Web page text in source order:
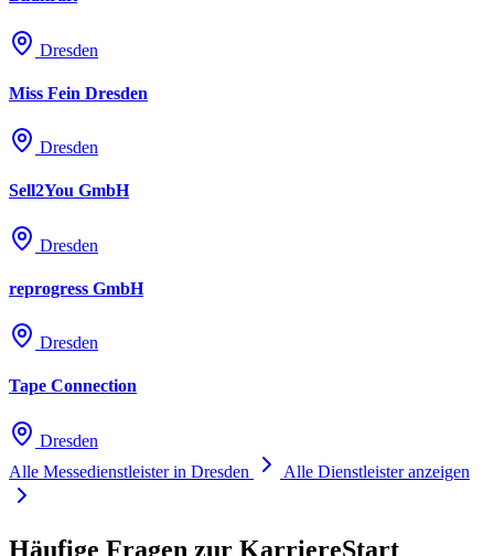
Ein entsprechender Parkplatz befindet sich an der Pieschener Allee
18 etwa 10 Minuten Fußweg vom Messegelände entfernt.
Dresden
Miss Fein Dresden
Dresden
Sell2You GmbH
Dresden
reprogress GmbH
Dresden
Tape Connection
Dresden
Alle Messedienstleister in Dresden
Alle Dienstleister anzeigen
Häufige Fragen zur KarriereStart